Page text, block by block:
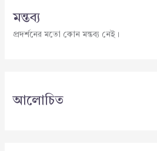
মন্তব্য
প্রদর্শনের মতো কোন মন্তব্য নেই।
আলোচিত